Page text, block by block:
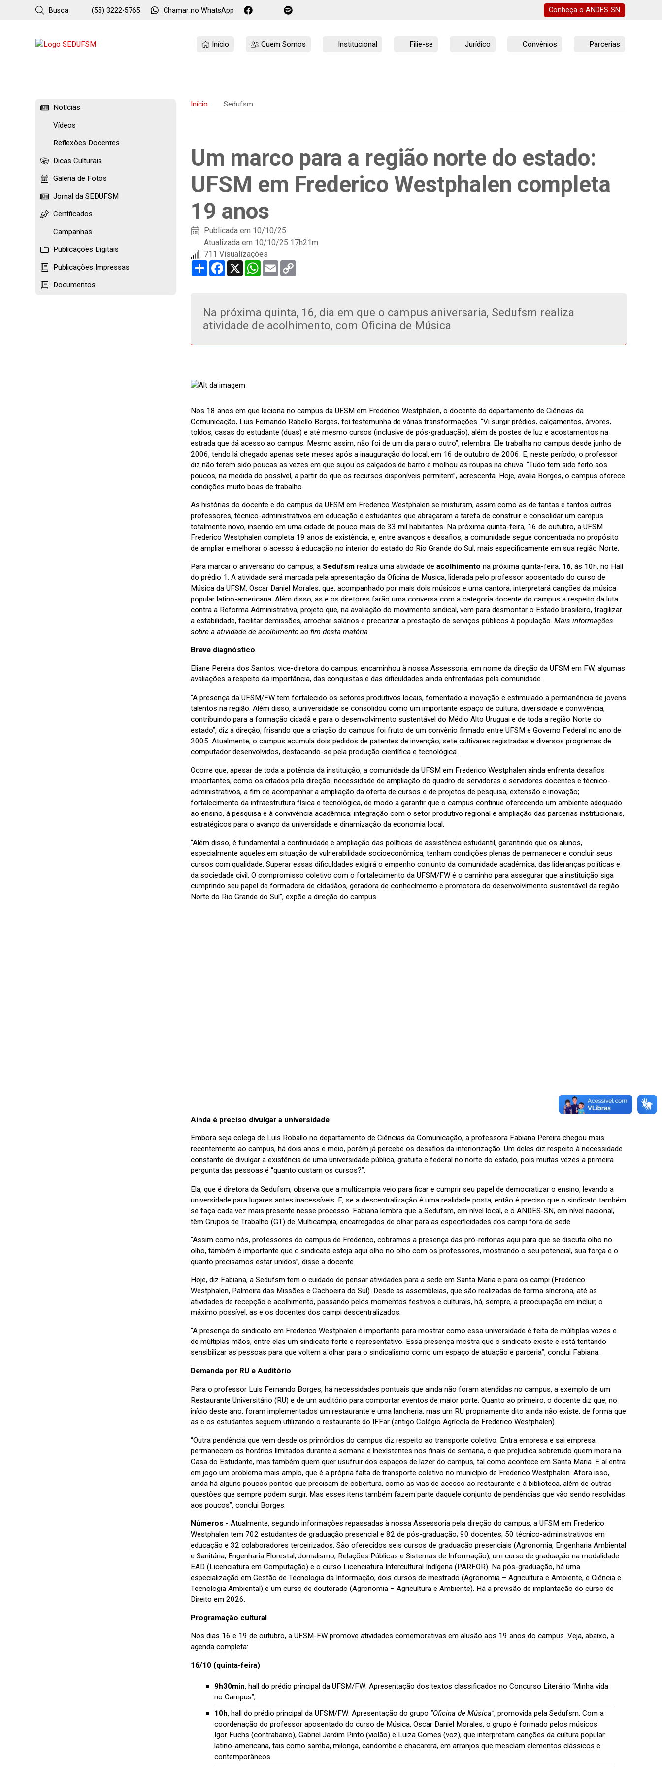
Busca (55) 3222-5765 Chamar no WhatsApp Conheça o ANDES-SN
Início Quem Somos Institucional Filie-se Jurídico Convênios Parcerias
Notícias
Vídeos
Reflexões Docentes
Dicas Culturais
Galeria de Fotos
Jornal da SEDUFSM
Certificados
Campanhas
Publicações Digitais
Publicações Impressas
Documentos
Início Sedufsm
Um marco para a região norte do estado:
UFSM em Frederico Westphalen completa
19 anos
Publicada em 10/10/25
Atualizada em 10/10/25 17h21m
711 Visualizações
Share Facebook
X WhatsApp
Email
Na próxima quinta, 16, dia em que o campus aniversaria, Sedufsm realiza
atividade de acolhimento, com Oficina de Música
Nos 18 anos em que leciona no campus da UFSM em Frederico Westphalen, o docente do departamento de Ciências da
Comunicação, Luis Fernando Rabello Borges, foi testemunha de várias transformações. “Vi surgir prédios, calçamentos, árvores,
toldos, casas do estudante (duas) e até mesmo cursos (inclusive de pós-graduação), além de postes de luz e acostamentos na
estrada que dá acesso ao campus. Mesmo assim, não foi de um dia para o outro”, relembra. Ele trabalha no campus desde junho de
2006, tendo lá chegado apenas sete meses após a inauguração do local, em 16 de outubro de 2006. E, neste período, o professor
diz não terem sido poucas as vezes em que sujou os calçados de barro e molhou as roupas na chuva. “Tudo tem sido feito aos
poucos, na medida do possível, a partir do que os recursos disponíveis permitem”, acrescenta. Hoje, avalia Borges, o campus oferece
condições muito boas de trabalho.
As histórias do docente e do campus da UFSM em Frederico Westphalen se misturam, assim como as de tantas e tantos outros
professores, técnico-administrativos em educação e estudantes que abraçaram a tarefa de construir e consolidar um campus
totalmente novo, inserido em uma cidade de pouco mais de 33 mil habitantes. Na próxima quinta-feira, 16 de outubro, a UFSM
Frederico Westphalen completa 19 anos de existência, e, entre avanços e desafios, a comunidade segue concentrada no propósito
de ampliar e melhorar o acesso à educação no interior do estado do Rio Grande do Sul, mais especificamente em sua região Norte.
Para marcar o aniversário do campus, aSedufsm realiza uma atividade deacolhimento na próxima quinta-feira, 16, às 10h, no Hall
do prédio 1. A atividade será marcada pela apresentação da Oficina de Música, liderada pelo professor aposentado do curso de
Música da UFSM, Oscar Daniel Morales, que, acompanhado por mais dois músicos e uma cantora, interpretará canções da música
popular latino-americana. Além disso, as e os diretores farão uma conversa com a categoria docente do campus a respeito da luta
contra a Reforma Administrativa, projeto que, na avaliação do movimento sindical, vem para desmontar o Estado brasileiro, fragilizar
a estabilidade, facilitar demissões, arrochar salários e precarizar a prestação de serviços públicos à população.Mais informações
sobre a atividade de acolhimento ao fim desta matéria.
Breve diagnóstico
Eliane Pereira dos Santos, vice-diretora do campus, encaminhou à nossa Assessoria, em nome da direção da UFSM em FW, algumas
avaliações a respeito da importância, das conquistas e das dificuldades ainda enfrentadas pela comunidade.
“A presença da UFSM/FW tem fortalecido os setores produtivos locais, fomentado a inovação e estimulado a permanência de jovens
talentos na região. Além disso, a universidade se consolidou como um importante espaço de cultura, diversidade e convivência,
contribuindo para a formação cidadã e para o desenvolvimento sustentável do Médio Alto Uruguai e de toda a região Norte do
estado”, diz a direção, frisando que a criação do campus foi fruto de um convênio firmado entre UFSM e Governo Federal no ano de
2005. Atualmente, o campus acumula dois pedidos de patentes de invenção, sete cultivares registradas e diversos programas de
computador desenvolvidos, destacando-se pela produção científica e tecnológica.
Ocorre que, apesar de toda a potência da instituição, a comunidade da UFSM em Frederico Westphalen ainda enfrenta desafios
importantes, como os citados pela direção: necessidade de ampliação do quadro de servidoras e servidores docentes e técnico-
administrativos, a fim de acompanhar a ampliação da oferta de cursos e de projetos de pesquisa, extensão e inovação;
fortalecimento da infraestrutura física e tecnológica, de modo a garantir que o campus continue oferecendo um ambiente adequado
ao ensino, à pesquisa e à convivência acadêmica; integração com o setor produtivo regional e ampliação das parcerias institucionais,
estratégicos para o avanço da universidade e dinamização da economia local.
“Além disso, é fundamental a continuidade e ampliação das políticas de assistência estudantil, garantindo que os alunos,
especialmente aqueles em situação de vulnerabilidade socioeconômica, tenham condições plenas de permanecer e concluir seus
cursos com qualidade. Superar essas dificuldades exigirá o empenho conjunto da comunidade acadêmica, das lideranças políticas e
da sociedade civil. O compromisso coletivo com o fortalecimento da UFSM/FW é o caminho para assegurar que a instituição siga
cumprindo seu papel de formadora de cidadãos, geradora de conhecimento e promotora do desenvolvimento sustentável da região
Norte do Rio Grande do Sul”, expõe a direção do campus.
Ainda é preciso divulgar a universidade
Embora seja colega de Luis Roballo no departamento de Ciências da Comunicação, a professora Fabiana Pereira chegou mais
recentemente ao campus, há dois anos e meio, porém já percebe os desafios da interiorização. Um deles diz respeito à necessidade
constante de divulgar a existência de uma universidade pública, gratuita e federal no norte do estado, pois muitas vezes a primeira
pergunta das pessoas é “quanto custam os cursos?”.
Ela, que é diretora da Sedufsm, observa que a multicampia veio para ficar e cumprir seu papel de democratizar o ensino, levando a
universidade para lugares antes inacessíveis. E, se a descentralização é uma realidade posta, então é preciso que o sindicato também
se faça cada vez mais presente nesse processo. Fabiana lembra que a Sedufsm, em nível local, e o ANDES-SN, em nível nacional,
têm Grupos de Trabalho (GT) de Multicampia, encarregados de olhar para as especificidades dos campi fora de sede.
“Assim como nós, professores do campus de Frederico, cobramos a presença das pró-reitorias aqui para que se discuta olho no
olho, também é importante que o sindicato esteja aqui olho no olho com os professores, mostrando o seu potencial, sua força e o
quanto precisamos estar unidos”, disse a docente.
Hoje, diz Fabiana, a Sedufsm tem o cuidado de pensar atividades para a sede em Santa Maria e para os campi (Frederico
Westphalen, Palmeira das Missões e Cachoeira do Sul). Desde as assembleias, que são realizadas de forma síncrona, até as
atividades de recepção e acolhimento, passando pelos momentos festivos e culturais, há, sempre, a preocupação em incluir, o
máximo possível, as e os docentes dos campi descentralizados.
“A presença do sindicato em Frederico Westphalen é importante para mostrar como essa universidade é feita de múltiplas vozes e
de múltiplas mãos, entre elas um sindicato forte e representativo. Essa presença mostra que o sindicato existe e está tentando
sensibilizar as pessoas para que voltem a olhar para o sindicalismo como um espaço de atuação e parceria”, conclui Fabiana.
Demanda por RU e Auditório
Para o professor Luis Fernando Borges, há necessidades pontuais que ainda não foram atendidas no campus, a exemplo de um
Restaurante Universitário (RU) e de um auditório para comportar eventos de maior porte. Quanto ao primeiro, o docente diz que, no
início deste ano, foram implementados um restaurante e uma lancheria, mas um RU propriamente dito ainda não existe, de forma que
as e os estudantes seguem utilizando o restaurante do IFFar (antigo Colégio Agrícola de Frederico Westphalen).
“Outra pendência que vem desde os primórdios do campus diz respeito ao transporte coletivo. Entra empresa e sai empresa,
permanecem os horários limitados durante a semana e inexistentes nos finais de semana, o que prejudica sobretudo quem mora na
Casa do Estudante, mas também quem quer usufruir dos espaços de lazer do campus, tal como acontece em Santa Maria. E aí entra
em jogo um problema mais amplo, que é a própria falta de transporte coletivo no município de Frederico Westphalen. Afora isso,
ainda há alguns poucos pontos que precisam de cobertura, como as vias de acesso ao restaurante e à biblioteca, além de outras
questões que sempre podem surgir. Mas esses itens também fazem parte daquele conjunto de pendências que vão sendo resolvidas
aos poucos”, conclui Borges.
Números - Atualmente, segundo informações repassadas à nossa Assessoria pela direção do campus, a UFSM em Frederico
Westphalen tem 702 estudantes de graduação presencial e 82 de pós-graduação; 90 docentes; 50 técnico-administrativos em
educação e 32 colaboradores terceirizados. São oferecidos seis cursos de graduação presenciais (Agronomia, Engenharia Ambiental
e Sanitária, Engenharia Florestal, Jornalismo, Relações Públicas e Sistemas de Informação); um curso de graduação na modalidade
EAD (Licenciatura em Computação) e o curso Licenciatura Intercultural Indígena (PARFOR). Na pós-graduação, há uma
especialização em Gestão de Tecnologia da Informação; dois cursos de mestrado (Agronomia – Agricultura e Ambiente, e Ciência e
Tecnologia Ambiental) e um curso de doutorado (Agronomia – Agricultura e Ambiente). Há a previsão de implantação do curso de
Direito em 2026.
Programação cultural
Nos dias 16 e 19 de outubro, a UFSM-FW promove atividades comemorativas em alusão aos 19 anos do campus. Veja, abaixo, a
agenda completa:
16/10 (quinta-feira)
9h30min, hall do prédio principal da UFSM/FW: Apresentação dos textos classificados no Concurso Literário ‘Minha vida
no Campus”;
10h, hall do prédio principal da UFSM/FW: Apresentação do grupo "Oficina de Música", promovida pela Sedufsm. Com a
coordenação do professor aposentado do curso de Música, Oscar Daniel Morales, o grupo é formado pelos músicos
Igor Fuchs (contrabaixo), Gabriel Jardim Pinto (violão) e Luiza Gomes (voz), que interpretam canções da cultura popular
latino-americana, tais como samba, milonga, candombe e chacarera, em arranjos que mesclam elementos clássicos e
contemporâneos.